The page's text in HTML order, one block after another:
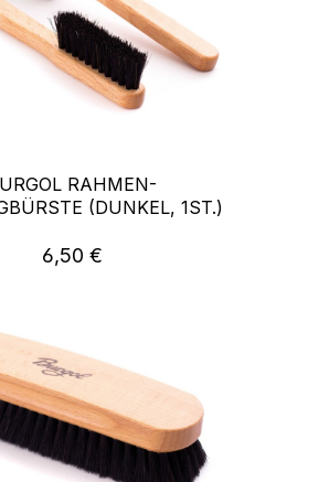
RAHMEN-
(DUNKEL, 1ST.)
Regulärer Preis:
6,50 €